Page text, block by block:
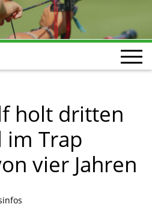
holt dritten
im Trap
vier Jahren